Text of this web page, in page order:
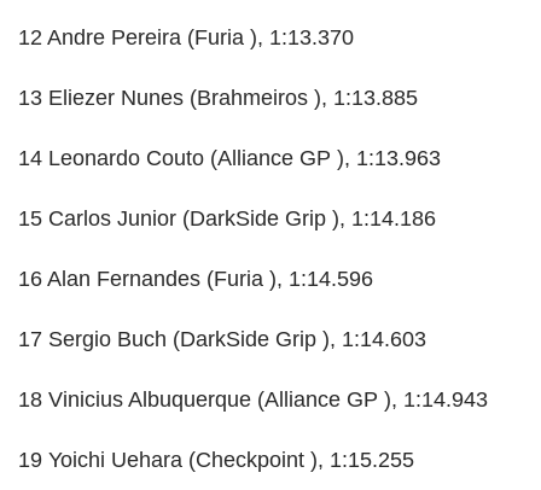
12 Andre Pereira (Furia ), 1:13.370
13 Eliezer Nunes (Brahmeiros ), 1:13.885
14 Leonardo Couto (Alliance GP ), 1:13.963
15 Carlos Junior (DarkSide Grip ), 1:14.186
16 Alan Fernandes (Furia ), 1:14.596
17 Sergio Buch (DarkSide Grip ), 1:14.603
18 Vinicius Albuquerque (Alliance GP ), 1:14.943
19 Yoichi Uehara (Checkpoint ), 1:15.255